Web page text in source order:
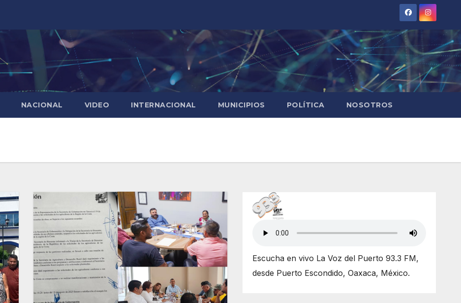
NACIONAL VIDEO INTERNACIONAL MUNICIPIOS POLÍTICA NOSOTROS
Escucha en vivo La Voz del Puerto 93.3 FM,
desde Puerto Escondido, Oaxaca, México.